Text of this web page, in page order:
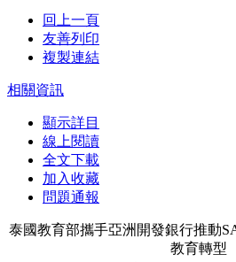
回上一頁
友善列印
複製連結
相關資訊
顯示詳目
線上閱讀
全文下載
加入收藏
問題通報
泰國教育部攜手亞洲開發銀行推動
教育轉型